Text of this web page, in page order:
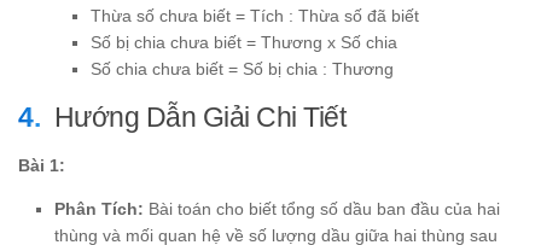
Thừa số chưa biết = Tích : Thừa số đã biết
Số bị chia chưa biết = Thương x Số chia
Số chia chưa biết = Số bị chia : Thương
Hướng Dẫn Giải Chi Tiết
Bài 1:
Phân Tích: Bài toán cho biết tổng số dầu ban đầu của hai
thùng và mối quan hệ về số lượng dầu giữa hai thùng sau